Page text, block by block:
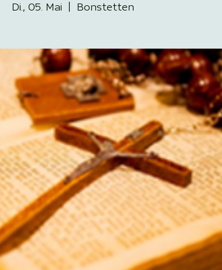
Di., 05. Mai Bonstetten